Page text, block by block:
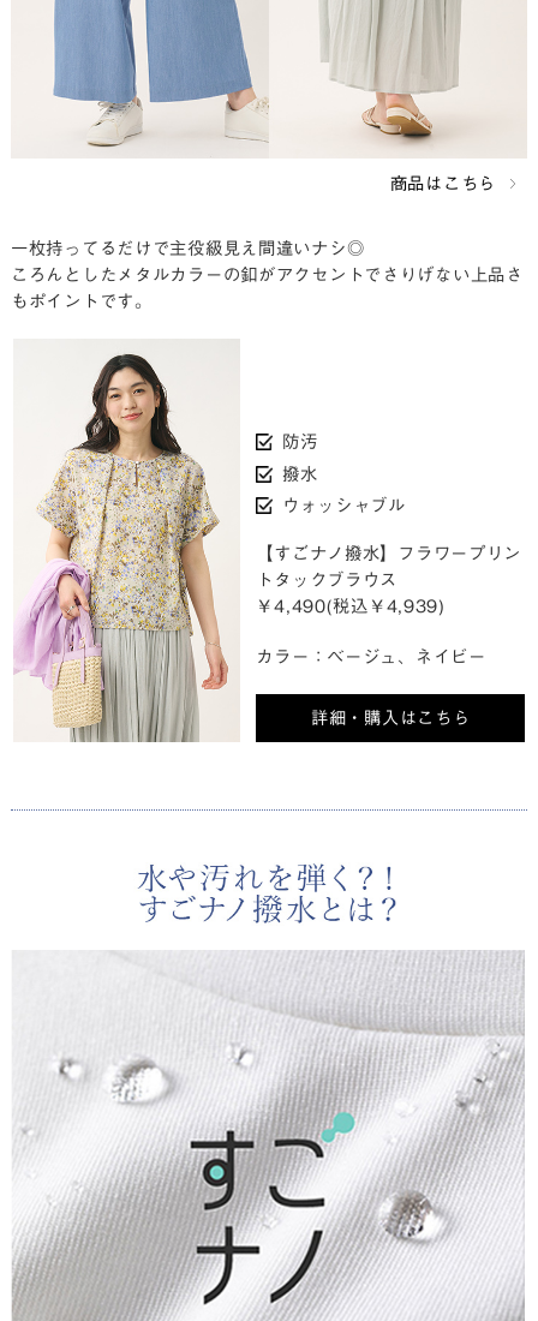
商品はこちら
一枚持ってるだけで主役級見え間違いナシ◎
ころんとしたメタルカラーの釦がアクセントでさりげない上品さ
もポイントです。
防汚
撥水
ウォッシャブル
【すごナノ撥水】フラワープリン
トタックブラウス
￥4,490(税込￥4,939)
カラー：ベージュ、ネイビー
詳細・購入はこちら